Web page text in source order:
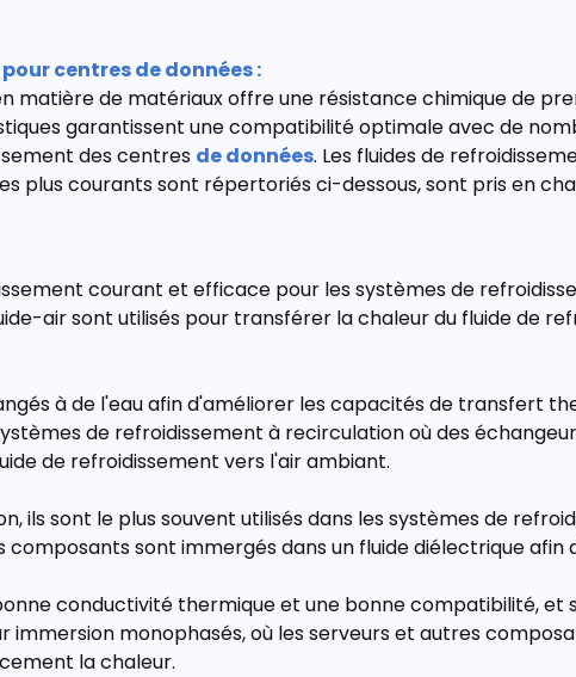
centres de données :
matière de matériaux offre une résistance chimique de
garantissent une compatibilité optimale avec de
des centres de données. Les fluides de
plus courants sont répertoriés ci-dessous, sont pris en
courant et efficace pour les systèmes de
air sont utilisés pour transférer la chaleur du fluide de
à de l'eau afin d'améliorer les capacités de transfert
de refroidissement à recirculation où des
de refroidissement vers l'air ambiant.
ils sont le plus souvent utilisés dans les systèmes de
sont immergés dans un fluide diélectrique afin
conductivité thermique et une bonne compatibilité, et
monophasés, où les serveurs et autres
la chaleur.